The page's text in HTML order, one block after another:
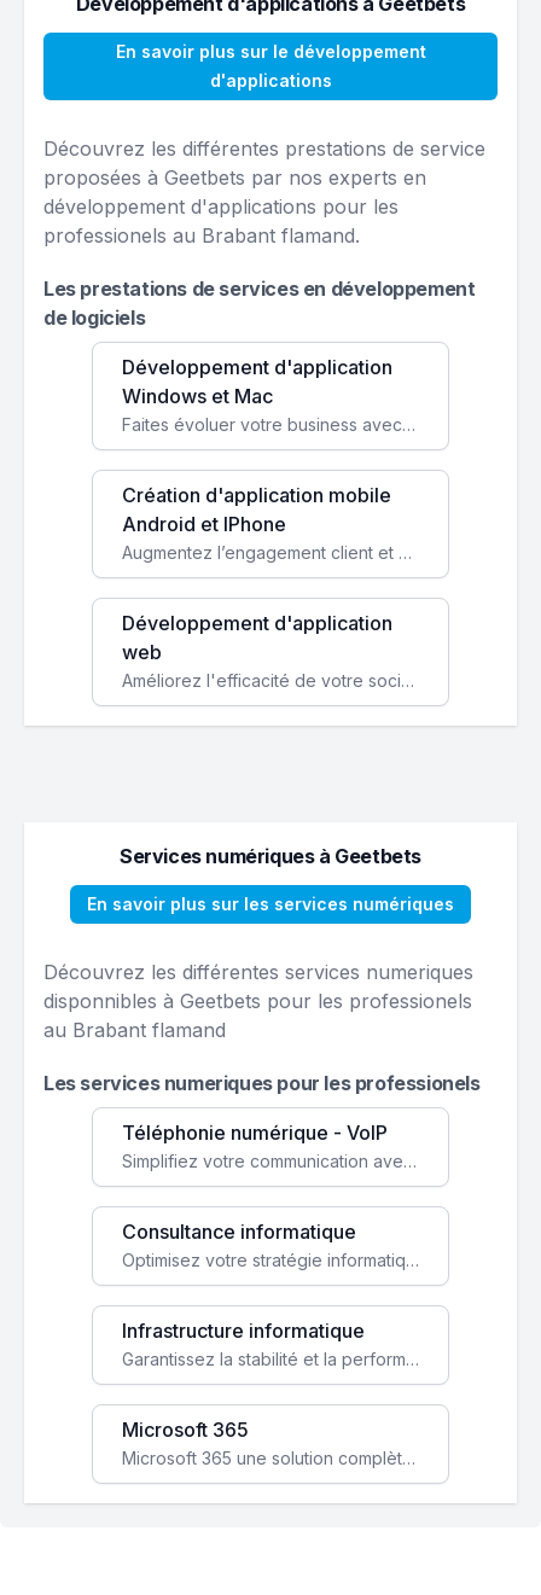
En savoir plus sur le développement
d'applications
Découvrez les différentes prestations de service
proposées à Geetbets par nos experts en
développement d'applications pour les
professionels au Brabant flamand.
Les prestations de services en développement
de logiciels
Développement d'application
Windows et Mac
Faites évoluer votre business avec des solutions logicielles personnalisées, parfaitement adaptées à vos besoins spécifiques.
Création d'application mobile
Android et IPhone
Augmentez l’engagement client et simplifiez vos processus avec une application mobile sur mesure, disponible sur iOS et Android.
Développement d'application
web
Améliorez l'efficacité de votre société avec une application web personnalisée accessible partout et tout le temps.
Services numériques à Geetbets
En savoir plus sur les services numériques
Découvrez les différentes services numeriques
disponnibles à Geetbets pour les professionels
au Brabant flamand
Les services numeriques pour les professionels
Téléphonie numérique - VoIP
Simplifiez votre communication avec une solution VoIP flexible, économique et adaptée à vos besoins professionnels.
Consultance informatique
Optimisez votre stratégie informatique avec l'expertise de nos consultants pour améliorer votre efficacité et sécurité.
Infrastructure informatique
Garantissez la stabilité et la performance de votre entreprise avec une infrastructure IT sécurisée et évolutive.
Microsoft 365
Microsoft 365 une solution complète qui booste votre productivité, renforce la sécurité de vos données et facilite la collaboration.